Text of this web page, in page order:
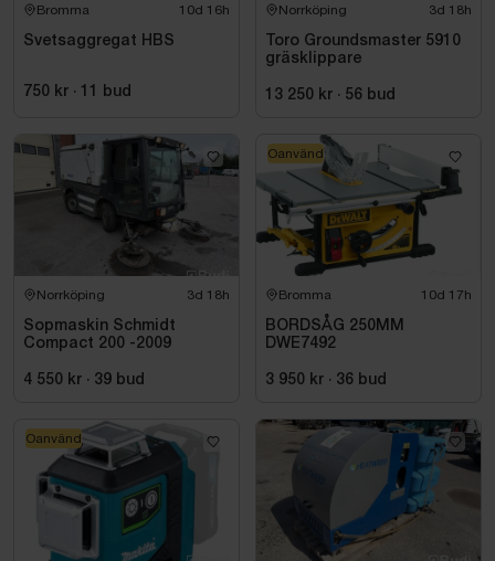
Bromma 10d 16h
Svetsaggregat HBS
750 kr · 11 bud
Norrköping 3d 18h
Toro Groundsmaster 5910
gräsklippare
13 250 kr · 56 bud
Norrköping 3d 18h
Sopmaskin Schmidt
Compact 200 -2009
4 550 kr · 39 bud
Bromma 10d 17h
BORDSÅG 250MM
DWE7492
3 950 kr · 36 bud
Oanvänd
Oanvänd